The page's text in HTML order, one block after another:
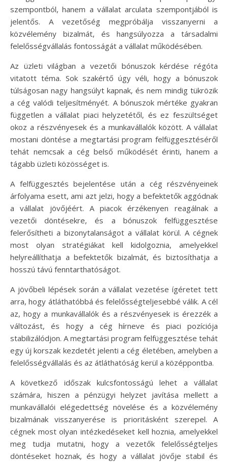
szempontból, hanem a vállalat arculata szempontjából is
jelentős. A vezetőség megpróbálja visszanyerni a
közvélemény bizalmát, és hangsúlyozza a társadalmi
felelősségvállalás fontosságát a vállalat működésében.
Az üzleti világban a vezetői bónuszok kérdése régóta
vitatott téma. Sok szakértő úgy véli, hogy a bónuszok
túlságosan nagy hangsúlyt kapnak, és nem mindig tükrözik
a cég valódi teljesítményét. A bónuszok mértéke gyakran
független a vállalat piaci helyzetétől, és ez feszültséget
okoz a részvényesek és a munkavállalók között. A vállalat
mostani döntése a megtartási program felfüggesztéséről
tehát nemcsak a cég belső működését érinti, hanem a
tágabb üzleti közösséget is.
A felfüggesztés bejelentése után a cég részvényeinek
árfolyama esett, ami azt jelzi, hogy a befektetők aggódnak
a vállalat jövőjéért. A piacok érzékenyen reagálnak a
vezetői döntésekre, és a bónuszok felfüggesztése
felerősítheti a bizonytalanságot a vállalat körül. A cégnek
most olyan stratégiákat kell kidolgoznia, amelyekkel
helyreállíthatja a befektetők bizalmát, és biztosíthatja a
hosszú távú fenntarthatóságot.
A jövőbeli lépések során a vállalat vezetése ígéretet tett
arra, hogy átláthatóbbá és felelősségteljesebbé válik. A cél
az, hogy a munkavállalók és a részvényesek is érezzék a
változást, és hogy a cég hírneve és piaci pozíciója
stabilizálódjon. A megtartási program felfüggesztése tehát
egy új korszak kezdetét jelenti a cég életében, amelyben a
felelősségvállalás és az átláthatóság kerül a középpontba.
A következő időszak kulcsfontosságú lehet a vállalat
számára, hiszen a pénzügyi helyzet javítása mellett a
munkavállalói elégedettség növelése és a közvélemény
bizalmának visszanyerése is prioritásként szerepel. A
cégnek most olyan intézkedéseket kell hoznia, amelyekkel
meg tudja mutatni, hogy a vezetők felelősségteljes
döntéseket hoznak, és hogy a vállalat jövője stabil és